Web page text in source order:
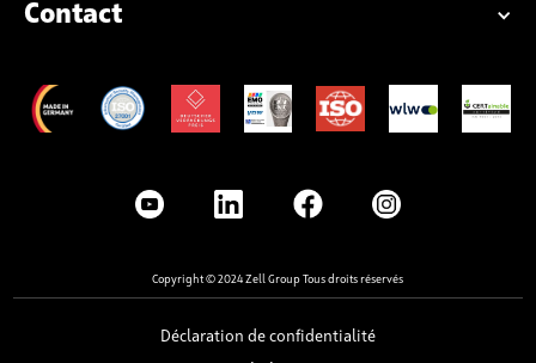
Contact
Copyright © 2024 Zell Group Tous droits réservés
Déclaration de confidentialité